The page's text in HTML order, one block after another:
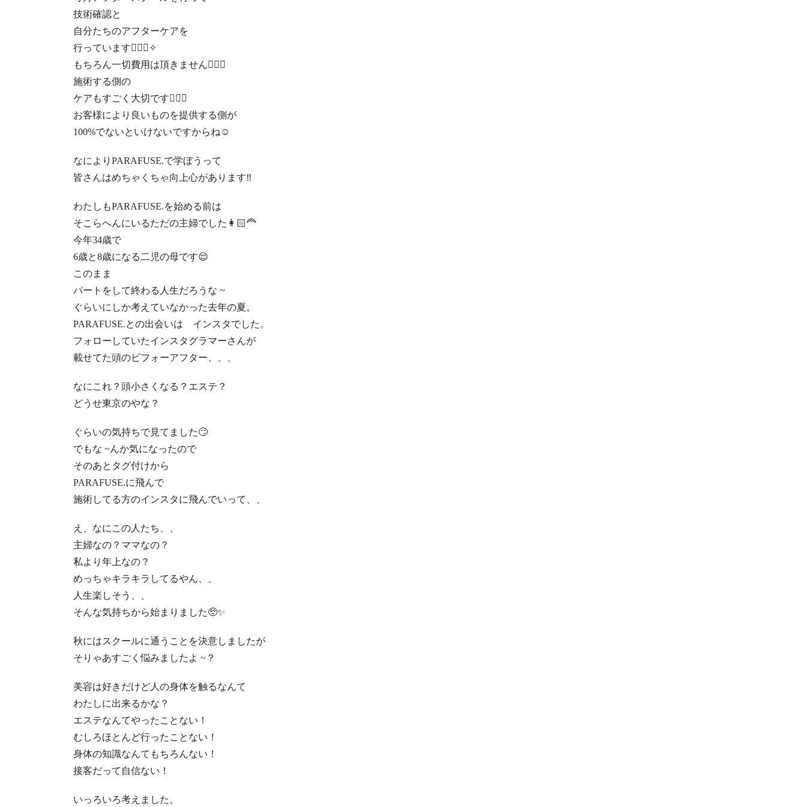
技術確認と
自分たちのアフターケアを
行っています💆🏻‍♀️✧
もちろん一切費用は頂きません🙅🏻‍♀️
施術する側の
ケアもすごく大切です💆🏻‍♀️
お客様により良いものを提供する側が
100%でないといけないですからね☺️
なにより PARAFUSE.で学ぼうって
皆さんはめちゃくちゃ向上心があります‼︎
わたしもPARAFUSE.を始める前は
そこらへんにいるただの主婦でした 👩🏻‍🦰
今年34歳で
6歳と8歳になる二児の母です😌
このまま
パートをして終わる人生だろうな ~
ぐらいにしか考えていなかった去年の夏。
PARAFUSE.との出会いは インスタでした。
フォローしていたインスタグラマーさんが
載せてた頭のビフォーアフター、、、
なにこれ？ 頭小さくなる？エステ？
どうせ東京のやな？
ぐらいの気持ちで見てました🙄
でもな ~んか気になったので
そのあとタグ付けから
PARAFUSE.に飛んで
施術してる方のインスタに飛んでいって、、
え、 なにこの人たち、、
主婦なの？ママなの？
私より年上なの？
めっちゃキラキラしてるやん、、
人生楽しそう、、
そんな気持ちから始まりました🥺✨
秋にはスクールに通うことを決意しましたが
そりゃあすごく悩みましたよ ~ ？
美容は好きだけど人の身体を触るなんて
わたしに出来るかな？
エステなんてやったことない！
むしろほとんど行ったことない！
身体の知識なんてもちろんない！
接客だって自信ない！
いっろいろ考えました。